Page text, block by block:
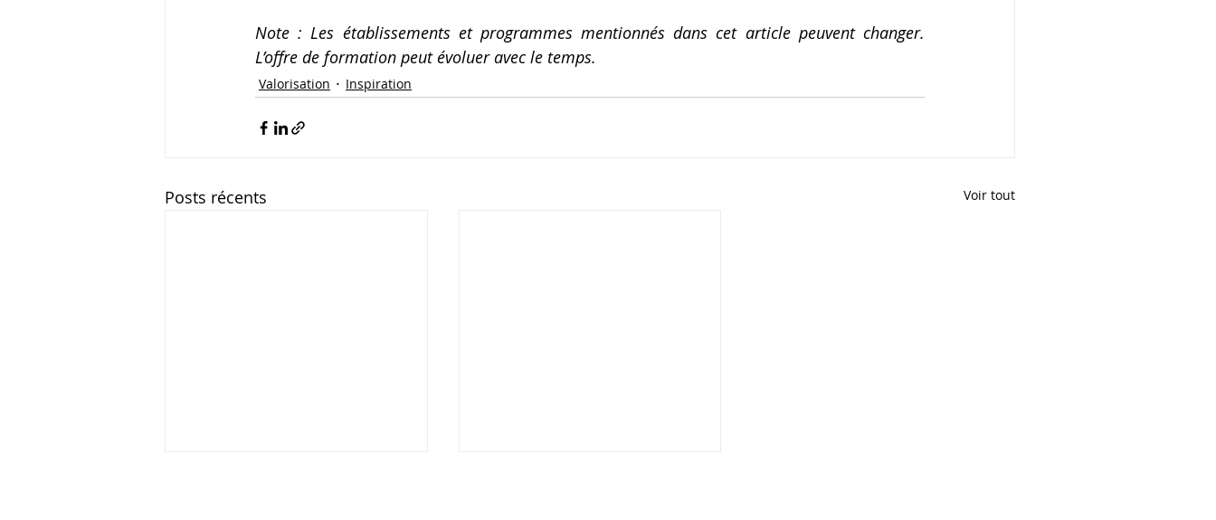
Note : Les établissements et programmes mentionnés dans cet article peuvent changer.
L’offre de formation peut évoluer avec le temps.
Valorisation Inspiration
Posts récents Voir tout